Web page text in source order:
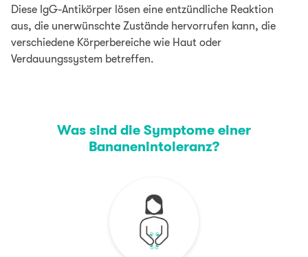
Diese IgG-Antikörper lösen eine entzündliche Reaktion
aus, die unerwünschte Zustände hervorrufen kann, die
verschiedene Körperbereiche wie Haut oder
Verdauungssystem betreffen.
Was sind die Symptome einer
Bananenintoleranz?